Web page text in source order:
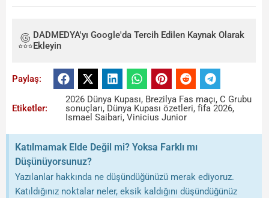
DADMEDYA'yı Google'da Tercih Edilen Kaynak Olarak
Ekleyin
Paylaş:
Etiketler:
2026 Dünya Kupası, Brezilya Fas maçı,C Grubu
sonuçları, Dünya Kupası özetleri,fifa 2026,
Ismael Saibari,Vinicius Junior
Katılmamak Elde Değil mi? Yoksa Farklı mı
Düşünüyorsunuz?
Yazılanlar hakkında ne düşündüğünüzü merak ediyoruz.
Katıldığınız noktalar neler, eksik kaldığını düşündüğünüz